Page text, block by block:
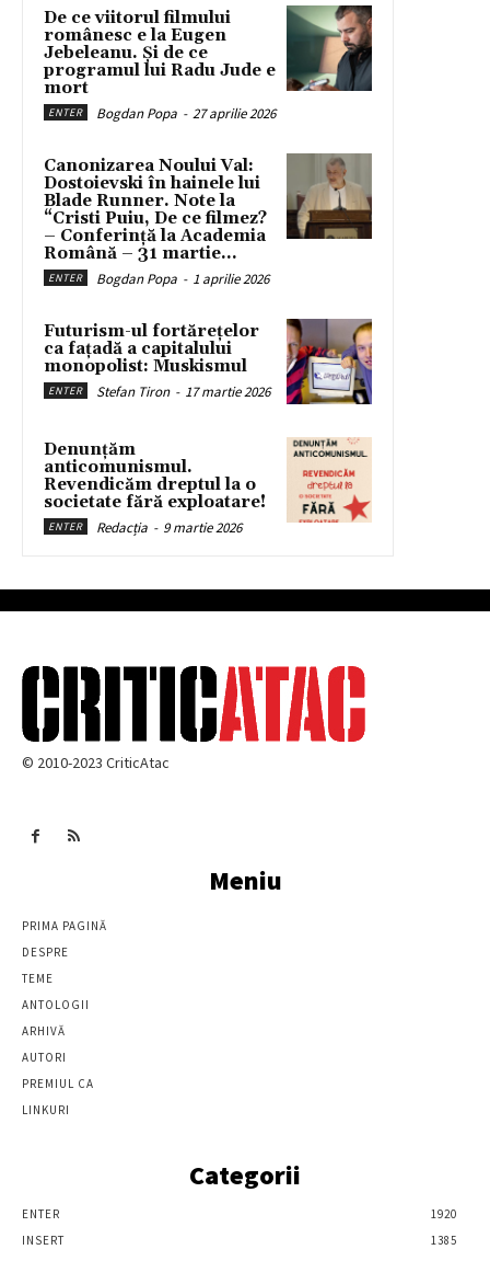
De ce viitorul filmului
românesc e la Eugen
Jebeleanu. Și de ce
programul lui Radu Jude e
mort
ENTER Bogdan Popa - 27 aprilie 2026
Canonizarea Noului Val:
Dostoievski în hainele lui
Blade Runner. Note la
“Cristi Puiu, De ce filmez?
– Conferință la Academia
Română – 31 martie...
ENTER Bogdan Popa - 1 aprilie 2026
Futurism-ul fortărețelor
ca fațadă a capitalului
monopolist: Muskismul
ENTER Stefan Tiron - 17 martie 2026
Denunțăm
anticomunismul.
Revendicăm dreptul la o
societate fără exploatare!
ENTER Redacția - 9 martie 2026
© 2010-2023 CriticAtac
Meniu
PRIMA PAGINĂ
DESPRE
TEME
ANTOLOGII
ARHIVĂ
AUTORI
PREMIUL CA
LINKURI
Categorii
ENTER
1920
INSERT
1385